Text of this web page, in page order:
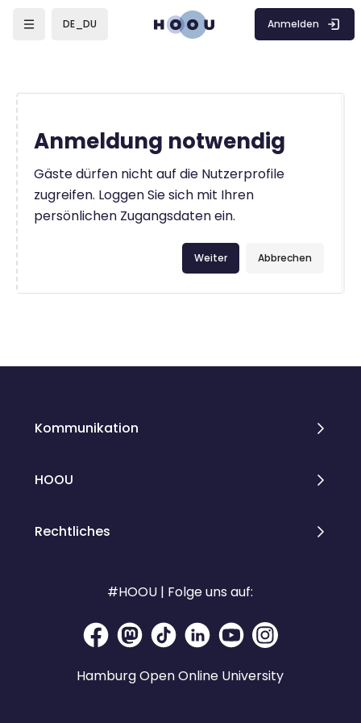
DE_DU Anmelden
Anmeldung notwendig
Gäste dürfen nicht auf die Nutzerprofile
zugreifen. Loggen Sie sich mit Ihren
persönlichen Zugangsdaten ein.
Abbrechen
Weiter
Kommunikation
HOOU
Rechtliches
#HOOU | Folge uns auf:
Hamburg Open Online University